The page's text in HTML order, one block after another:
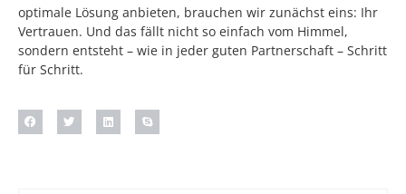
optimale Lösung anbieten, brauchen wir zunächst eins: Ihr
Vertrauen. Und das fällt nicht so einfach vom Himmel,
sondern entsteht – wie in jeder guten Partnerschaft – Schritt
für Schritt.